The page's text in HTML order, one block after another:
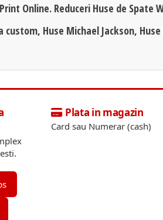
Online. Reduceri Huse de Spate
custom, Huse Michael Jackson,
Plata in magazin
Card sau Numerar (cash)